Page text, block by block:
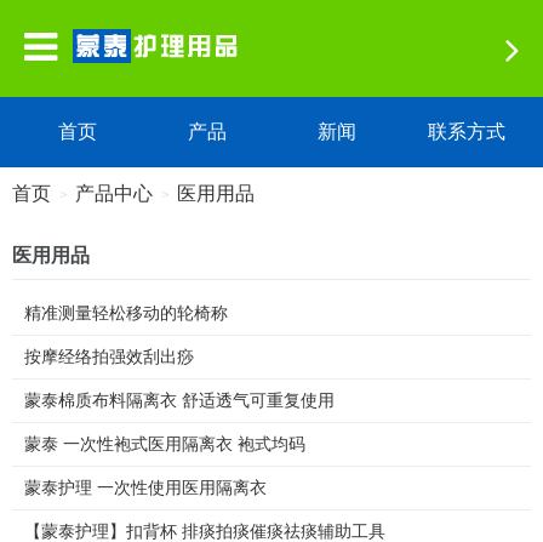
首页 产品 新闻 联系方式
首页 > 产品中心 > 医用用品
医用用品
精准测量轻松移动的轮椅称
按摩经络拍强效刮出痧
蒙泰棉质布料隔离衣 舒适透气可重复使用
蒙泰 一次性袍式医用隔离衣 袍式均码
蒙泰护理 一次性使用医用隔离衣
【蒙泰护理】扣背杯 排痰拍痰催痰祛痰辅助工具